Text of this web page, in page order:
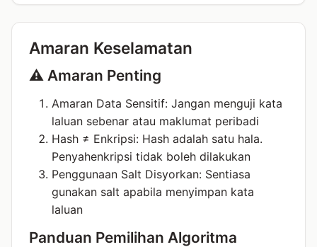
Amaran Keselamatan
⚠️ Amaran Penting
Amaran Data Sensitif: Jangan menguji kata
laluan sebenar atau maklumat peribadi
Hash ≠ Enkripsi: Hash adalah satu hala.
Penyahenkripsi tidak boleh dilakukan
Penggunaan Salt Disyorkan: Sentiasa
gunakan salt apabila menyimpan kata
laluan
Panduan Pemilihan Algoritma